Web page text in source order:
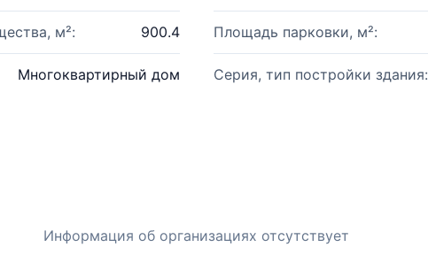
м²: 900.4 Площадь парковки, м²:
Многоквартирный дом Серия, тип постройки здания:
Информация об организациях отсутствует